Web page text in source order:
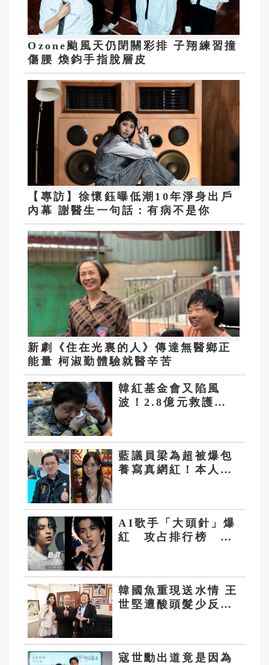
Ozone颱風天仍閉關彩排 子翔練習撞
傷腰 煥鈞手指脫層皮
【專訪】徐懷鈺曝低潮10年淨身出戶
內幕 謝醫生一句話：有病不是你
新劇《住在光裏的人》傳達無醫鄉正
能量 柯淑勤體驗就醫辛苦
韓紅基金會又陷風
波！2.8億元救護車
起
藍議員梁為超被爆包
養寫真網紅！本人澄
AI歌手「大頭針」爆
紅 攻占排行榜 網
韓國魚重現送水情 王
世堅遭酸頭髮少反擊
寇世勳出道竟是因為